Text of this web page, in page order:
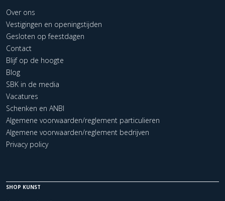
Over ons
Vestigingen en openingstijden
Gesloten op feestdagen
Contact
Blijf op de hoogte
Blog
SBK in de media
Vacatures
Schenken en ANBI
Algemene voorwaarden/reglement particulieren
Algemene voorwaarden/reglement bedrijven
Privacy policy
SHOP KUNST